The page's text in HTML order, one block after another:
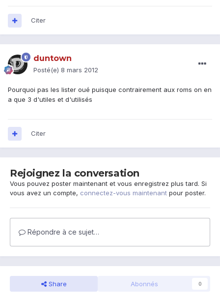
Citer
duntown
Posté(e) 8 mars 2012
Pourquoi pas les lister oué puisque contrairement aux roms on en
a que 3 d'utiles et d'utilisés
Citer
Rejoignez la conversation
Vous pouvez poster maintenant et vous enregistrez plus tard. Si
vous avez un compte, connectez-vous maintenant pour poster.
Répondre à ce sujet…
Share Abonnés 0